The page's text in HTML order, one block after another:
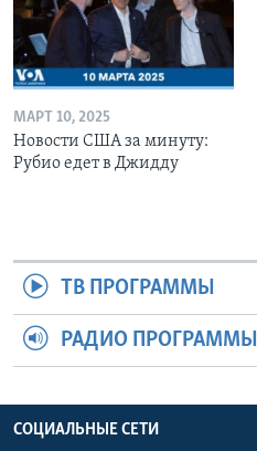
МАРТ 10, 2025
Новости США за минуту:
Рубио едет в Джидду
ТВ ПРОГРАММЫ
РАДИО ПРОГРАММЫ
СОЦИАЛЬНЫЕ СЕТИ